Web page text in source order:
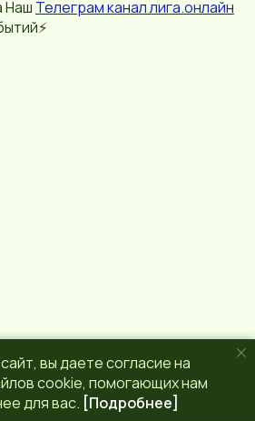
Наш Телеграм канал лига.онлайн
вы даете согласие на
cookie, помогающих нам
для вас. [Подробнее]